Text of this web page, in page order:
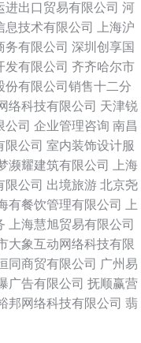
进出口贸易有限公司 河
息技术有限公司
上海沪
务有限公司 深圳创享国
发有限公司 齐齐哈尔市
份有限公司销售十二分
络科技有限公司 天津锐
公司 企业管理咨询 南昌
限公司 室内装饰设计服
濒耀建筑有限公司
上海
限公司 出境旅游 北京尧
有餐饮管理有限公司
上
上海慧旭贸易有限公司
大象互动网络科技有限
同商贸有限公司 广州易
广告有限公司 抚顺赢营
邦网络科技有限公司 翡